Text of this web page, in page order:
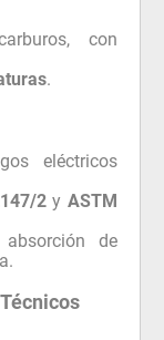
con
.
eléctricos
2 y ASTM
de